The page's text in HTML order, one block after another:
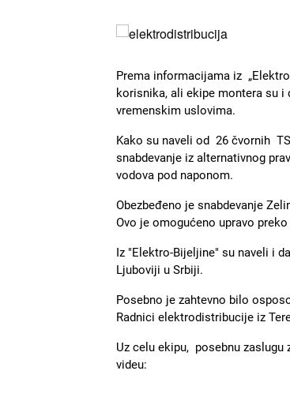
Slika
Prema informacijama iz
korisnika, ali ekipe montera su i
vremenskim uslovima.
Kako su naveli od 26 čvornih
snabdevanje iz alternativnog
vodova pod naponom.
Obezbeđeno je snabdevanje
Ovo je omogućeno upravo preko
Iz "Elektro-Bijeljine" su naveli i
Ljuboviji u Srbiji.
Posebno je zahtevno bilo
Radnici elektrodistribucije iz
Uz celu ekipu, posebnu
videu: